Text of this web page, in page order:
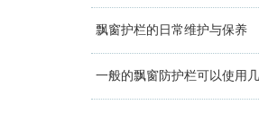
飘窗护栏的日常维护与保养
一般的飘窗防护栏可以使用